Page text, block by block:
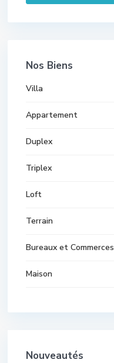
Nos Biens
Villa
Appartement
Duplex
Triplex
Loft
Terrain
Bureaux et Commerces
Maison
Nouveautés